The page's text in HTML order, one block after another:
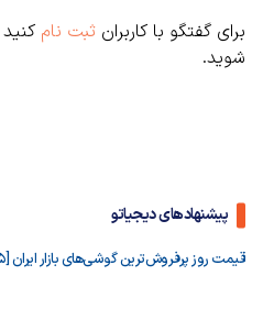
برای گفتگو با کاربران ثبت نام کنید
شوید.
پیشنهادهای دیجیاتو
قیمت روز پرفروش‌ترین گوشی‌های بازار ایران [15 مرداد 1405]